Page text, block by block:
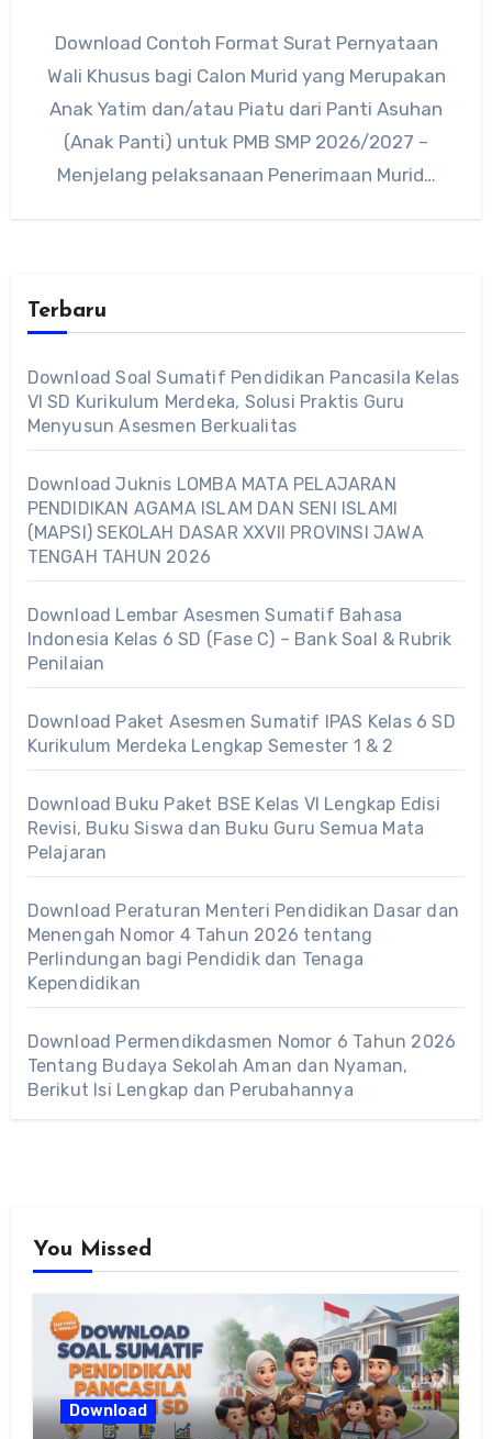
Download Contoh Format Surat Pernyataan
Wali Khusus bagi Calon Murid yang Merupakan
Anak Yatim dan/atau Piatu dari Panti Asuhan
(Anak Panti) untuk PMB SMP 2026/2027 –
Menjelang pelaksanaan Penerimaan Murid…
Terbaru
Download Soal Sumatif Pendidikan Pancasila Kelas
VI SD Kurikulum Merdeka, Solusi Praktis Guru
Menyusun Asesmen Berkualitas
Download Juknis LOMBA MATA PELAJARAN
PENDIDIKAN AGAMA ISLAM DAN SENI ISLAMI
(MAPSI) SEKOLAH DASAR XXVII PROVINSI JAWA
TENGAH TAHUN 2026
Download Lembar Asesmen Sumatif Bahasa
Indonesia Kelas 6 SD (Fase C) – Bank Soal & Rubrik
Penilaian
Download Paket Asesmen Sumatif IPAS Kelas 6 SD
Kurikulum Merdeka Lengkap Semester 1 & 2
Download Buku Paket BSE Kelas VI Lengkap Edisi
Revisi, Buku Siswa dan Buku Guru Semua Mata
Pelajaran
Download Peraturan Menteri Pendidikan Dasar dan
Menengah Nomor 4 Tahun 2026 tentang
Perlindungan bagi Pendidik dan Tenaga
Kependidikan
Download Permendikdasmen Nomor 6 Tahun 2026
Tentang Budaya Sekolah Aman dan Nyaman,
Berikut Isi Lengkap dan Perubahannya
You Missed
Download